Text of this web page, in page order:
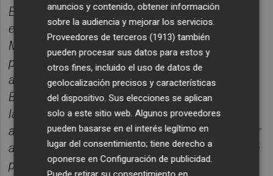
En la temporada 2021-22, Shorts se mantiene
en Alemania para enrolarse en los Crailsheim
Merlins y su explosión ya es definitiva. 20,6
puntos con un 41,7% en triples, 3,4 rebotes y 7
asistencias para ser el mejor anotador de la
BBL y elegido en el segundo mejor quinteto de
la Bundesliga. 17,6 puntos, 3,7 rebotes y 6
asistencias para 18,4 créditos para ser el mejor
anotador de la FIBA Europe Cup. Con su fichaje
por Telekom Baskets Bonn en el curso
anuncios y contenido, obtener información
sobre la audiencia y mejorar los servicios.
Proveedores de terceros (1913) también
pueden procesar sus datos para estos y
otros fines, incluido el uso de datos de
geolocalización precisos y características
del dispositivo. Sus elecciones se aplican
solo a este sitio web. Algunos proveedores
pueden basarse en el interés legítimo en
lugar del consentimiento; tiene derecho a
oponerse enConfiguración de publicidad